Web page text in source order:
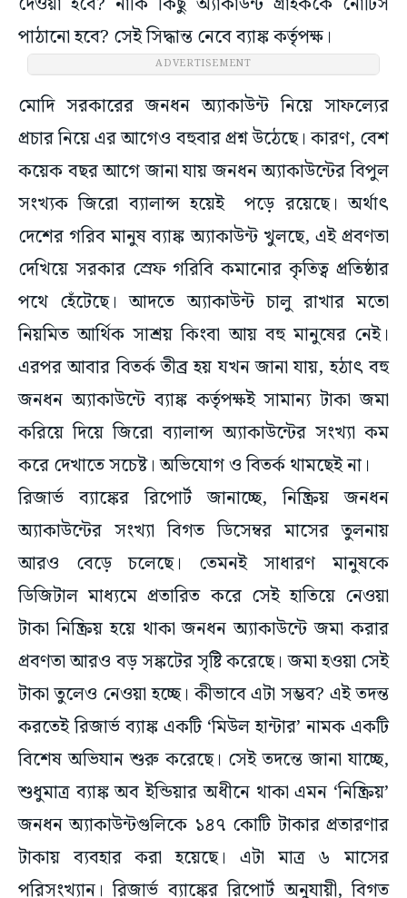
পাঠানো হবে? সেই সিদ্ধান্ত নেবে ব্যাঙ্ক কর্তৃপক্ষ।
ADVERTISEMENT
মোদি সরকারের জনধন অ্যাকাউন্ট নিয়ে সাফল্যের
প্রচার নিয়ে এর আগেও বহুবার প্রশ্ন উঠেছে। কারণ, বেশ
কয়েক বছর আগে জানা যায় জনধন অ্যাকাউন্টের বিপুল
সংখ্যক জিরো ব্যালান্স হয়েই পড়ে রয়েছে। অর্থাৎ
দেশের গরিব মানুষ ব্যাঙ্ক অ্যাকাউন্ট খুলছে, এই প্রবণতা
দেখিয়ে সরকার স্রেফ গরিবি কমানোর কৃতিত্ব প্রতিষ্ঠার
পথে হেঁটেছে। আদতে অ্যাকাউন্ট চালু রাখার মতো
নিয়মিত আর্থিক সাশ্রয় কিংবা আয় বহু মানুষের নেই।
এরপর আবার বিতর্ক তীব্র হয় যখন জানা যায়, হঠাৎ বহু
জনধন অ্যাকাউন্টে ব্যাঙ্ক কর্তৃপক্ষই সামান্য টাকা জমা
করিয়ে দিয়ে জিরো ব্যালান্স অ্যাকাউন্টের সংখ্যা কম
করে দেখাতে সচেষ্ট। অভিযোগ ও বিতর্ক থামছেই না।
রিজার্ভ ব্যাঙ্কের রিপোর্ট জানাচ্ছে, নিষ্ক্রিয় জনধন
অ্যাকাউন্টের সংখ্যা বিগত ডিসেম্বর মাসের তুলনায়
আরও বেড়ে চলেছে। তেমনই সাধারণ মানুষকে
ডিজিটাল মাধ্যমে প্রতারিত করে সেই হাতিয়ে নেওয়া
টাকা নিষ্ক্রিয় হয়ে থাকা জনধন অ্যাকাউন্টে জমা করার
প্রবণতা আরও বড় সঙ্কটের সৃষ্টি করেছে। জমা হওয়া সেই
টাকা তুলেও নেওয়া হচ্ছে। কীভাবে এটা সম্ভব? এই তদন্ত
করতেই রিজার্ভ ব্যাঙ্ক একটি ‘মিউল হান্টার’ নামক একটি
বিশেষ অভিযান শুরু করেছে। সেই তদন্তে জানা যাচ্ছে,
শুধুমাত্র ব্যাঙ্ক অব ইন্ডিয়ার অধীনে থাকা এমন ‘নিষ্ক্রিয়’
জনধন অ্যাকাউন্টগুলিকে ১৪৭ কোটি টাকার প্রতারণার
টাকায় ব্যবহার করা হয়েছে। এটা মাত্র ৬ মাসের
পরিসংখ্যান। রিজার্ভ ব্যাঙ্কের রিপোর্ট অনুযায়ী, বিগত